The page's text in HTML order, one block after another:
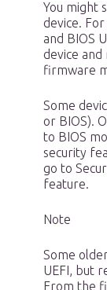
You might
device.
and BIOS
device
firmware
Some
or BIOS).
to BIOS
security
go to
feature.
Note
Some
UEFI, but
From the